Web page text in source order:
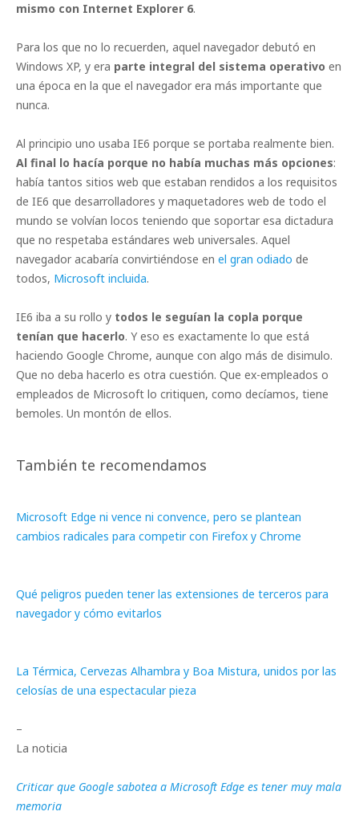
mismo con Internet Explorer 6.
Para los que no lo recuerden, aquel navegador debutó en
Windows XP, y era parte integral del sistema operativo en
una época en la que el navegador era más importante que
nunca.
Al principio uno usaba IE6 porque se portaba realmente bien.
Al final lo hacía porque no había muchas más opciones:
había tantos sitios web que estaban rendidos a los requisitos
de IE6 que desarrolladores y maquetadores web de todo el
mundo se volvían locos teniendo que soportar esa dictadura
que no respetaba estándares web universales. Aquel
navegador acabaría convirtiéndose en el gran odiado de
todos, Microsoft incluida.
IE6 iba a su rollo y todos le seguían la copla porque
tenían que hacerlo. Y eso es exactamente lo que está
haciendo Google Chrome, aunque con algo más de disimulo.
Que no deba hacerlo es otra cuestión. Que ex-empleados o
empleados de Microsoft lo critiquen, como decíamos, tiene
bemoles. Un montón de ellos.
También te recomendamos
Microsoft Edge ni vence ni convence, pero se plantean
cambios radicales para competir con Firefox y Chrome
Qué peligros pueden tener las extensiones de terceros para
navegador y cómo evitarlos
La Térmica, Cervezas Alhambra y Boa Mistura, unidos por las
celosías de una espectacular pieza
–
La noticia
Criticar que Google sabotea a Microsoft Edge es tener muy mala
memoria